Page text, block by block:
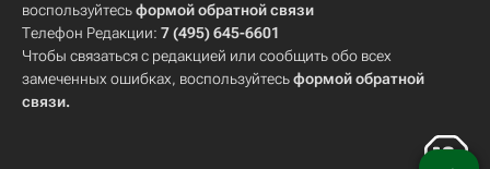
воспользуйтесьформой обратной связи
Телефон Редакции: 7 (495) 645-6601
Чтобы связаться с редакцией или сообщить обо всех
замеченных ошибках, воспользуйтесьформой обратной
связи.